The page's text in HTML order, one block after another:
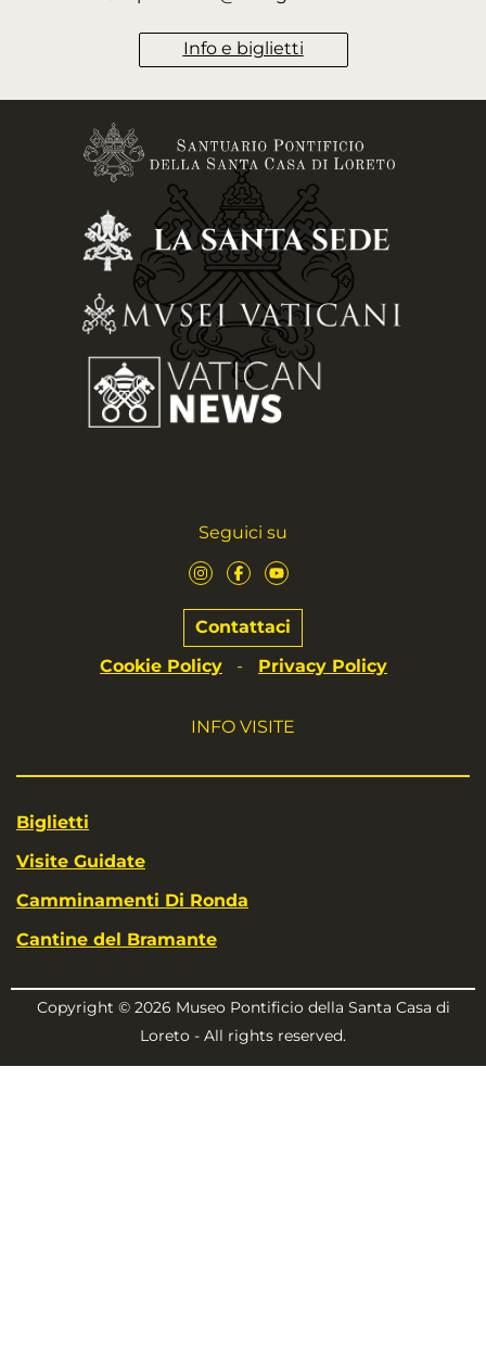
Info e biglietti
Seguici su
Contattaci
Cookie Policy
- Privacy Policy
INFO VISITE
Biglietti
Visite Guidate
Camminamenti Di Ronda
Cantine del Bramante
Copyright © 2026 Museo Pontificio della Santa Casa di
Loreto - All rights reserved.